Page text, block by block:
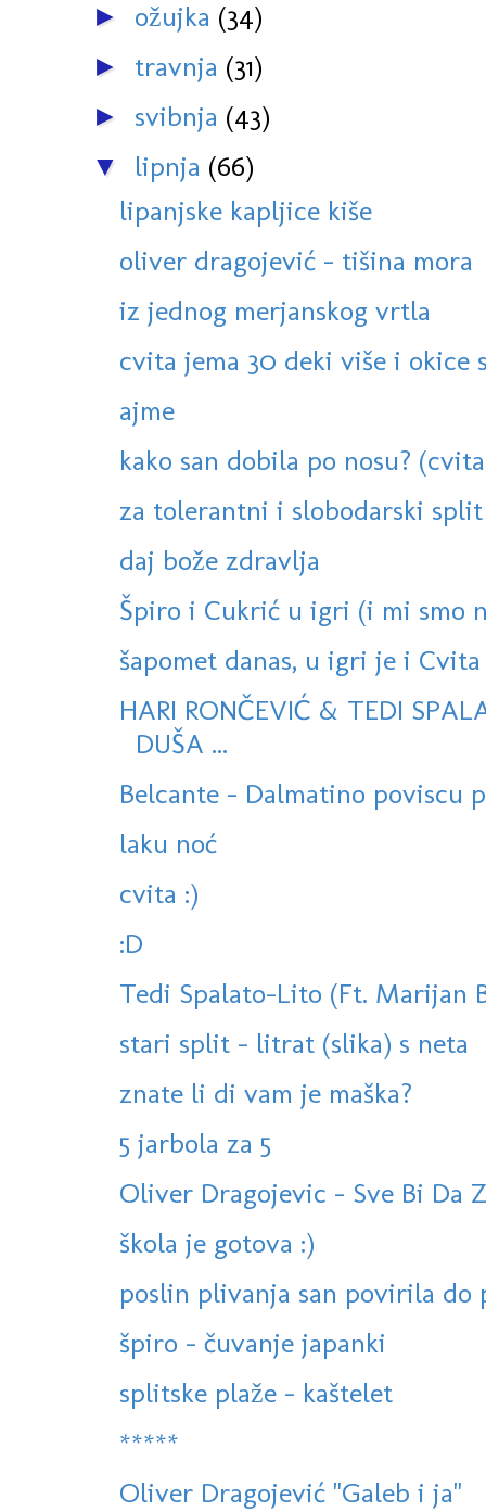
► ožujka (34)
► travnja (31)
► svibnja (43)
▼ lipnja (66)
lipanjske kapljice kiše
oliver dragojević - tišina mora
iz jednog merjanskog vrtla
cvita jema 30 deki više i okice
ajme
kako san dobila po nosu?
za tolerantni i slobodarski split
daj bože zdravlja
Špiro i Cukrić u igri (i mi smo
šapomet danas, u igri je i Cvita
HARI RONČEVIĆ & TEDI
DUŠA ...
Belcante - Dalmatino poviscu
laku noć
cvita :)
:D
Tedi Spalato-Lito (Ft. Marijan
stari split - litrat (slika) s neta
znate li di vam je maška?
5 jarbola za 5
Oliver Dragojevic - Sve Bi Da
škola je gotova :)
poslin plivanja san povirila do
špiro - čuvanje japanki
splitske plaže - kaštelet
*****
Oliver Dragojević "Galeb i ja"